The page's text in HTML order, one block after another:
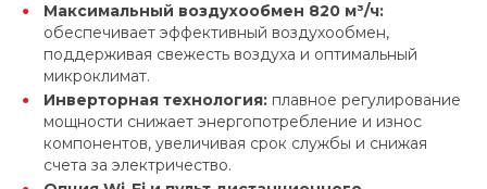
Максимальный воздухообмен 820 м³/ч:
обеспечивает эффективный воздухообмен,
поддерживая свежесть воздуха и оптимальный
микроклимат.
Инверторная технология: плавное регулирование
мощности снижает энергопотребление и износ
компонентов, увеличивая срок службы и снижая
счета за электричество.